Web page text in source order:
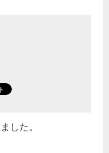
した。